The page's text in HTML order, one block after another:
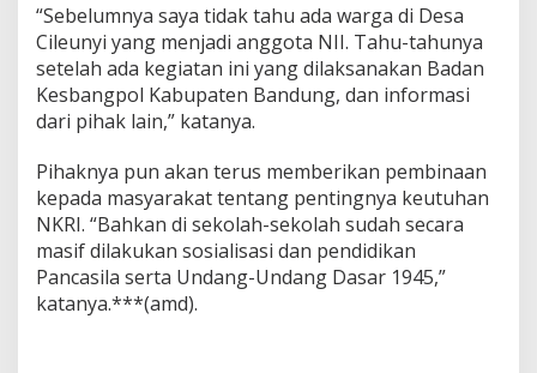
“Sebelumnya saya tidak tahu ada warga di Desa
Cileunyi yang menjadi anggota NII. Tahu-tahunya
setelah ada kegiatan ini yang dilaksanakan Badan
Kesbangpol Kabupaten Bandung, dan informasi
dari pihak lain,” katanya.
Pihaknya pun akan terus memberikan pembinaan
kepada masyarakat tentang pentingnya keutuhan
NKRI. “Bahkan di sekolah-sekolah sudah secara
masif dilakukan sosialisasi dan pendidikan
Pancasila serta Undang-Undang Dasar 1945,”
katanya.***(amd).